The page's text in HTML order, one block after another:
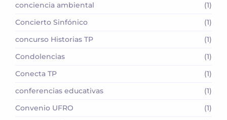
conciencia ambiental
(1)
Concierto Sinfónico
(1)
concurso Historias TP
(1)
Condolencias
(1)
Conecta TP
(1)
conferencias educativas
(1)
Convenio UFRO
(1)